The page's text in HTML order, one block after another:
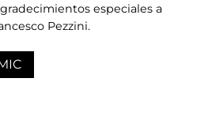
especiales a
Pezzini.